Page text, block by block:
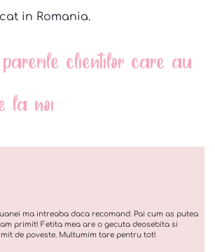
in Romania.
parerile clientilor care au
la noi
ma intreaba daca recomand. Pai cum as putea
primit! Fetita mea are o gecuta deosebita si
de poveste. Multumim tare pentru tot!